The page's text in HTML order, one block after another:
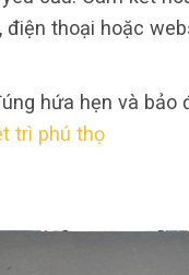
thoại hoặc
hứa hẹn và
trì phú thọ